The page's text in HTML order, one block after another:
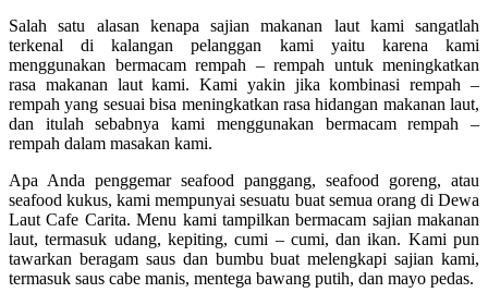
Salah satu alasan kenapa sajian makanan laut kami sangatlah
terkenal di kalangan pelanggan kami yaitu karena kami
menggunakan bermacam rempah – rempah untuk meningkatkan
rasa makanan laut kami. Kami yakin jika kombinasi rempah –
rempah yang sesuai bisa meningkatkan rasa hidangan makanan laut,
dan itulah sebabnya kami menggunakan bermacam rempah –
rempah dalam masakan kami.
Apa Anda penggemar seafood panggang, seafood goreng, atau
seafood kukus, kami mempunyai sesuatu buat semua orang di Dewa
Laut Cafe Carita. Menu kami tampilkan bermacam sajian makanan
laut, termasuk udang, kepiting, cumi – cumi, dan ikan. Kami pun
tawarkan beragam saus dan bumbu buat melengkapi sajian kami,
termasuk saus cabe manis, mentega bawang putih, dan mayo pedas.